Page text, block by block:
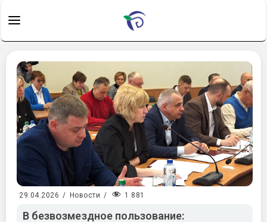
29.04.2026 / Новости / 1 881
В безвозмездное пользование: